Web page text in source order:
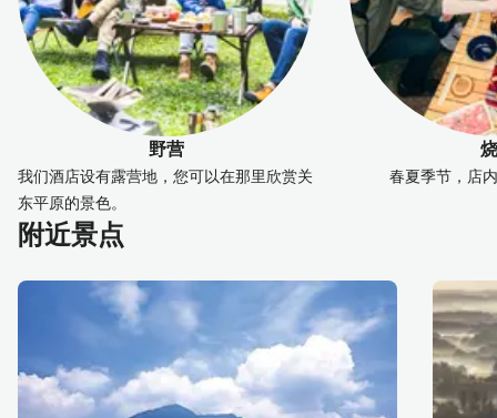
野营
我们酒店设有露营地，您可以在那里欣赏关
东平原的景色。
春夏季节，店
附近景点